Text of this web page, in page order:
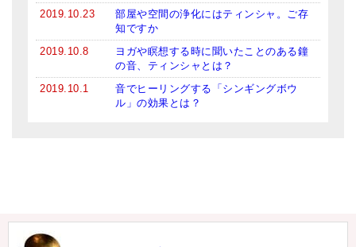
2019.10.23
部屋や空間の浄化にはティンシャ。ご存
知ですか
2019.10.8
ヨガや瞑想する時に聞いたことのある鐘
の音、ティンシャとは？
2019.10.1
音でヒーリングする「シンギングボウ
ル」の効果とは？